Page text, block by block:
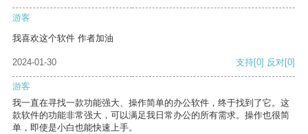
游客
我喜欢这个软件 作者加油
2024-01-30 支持[0] 反对[0]
游客
我一直在寻找一款功能强大、操作简单的办公软件，终于找到了它。这
款软件的功能非常强大，可以满足我日常办公的所有需求。操作也很简
单，即使是小白也能快速上手。